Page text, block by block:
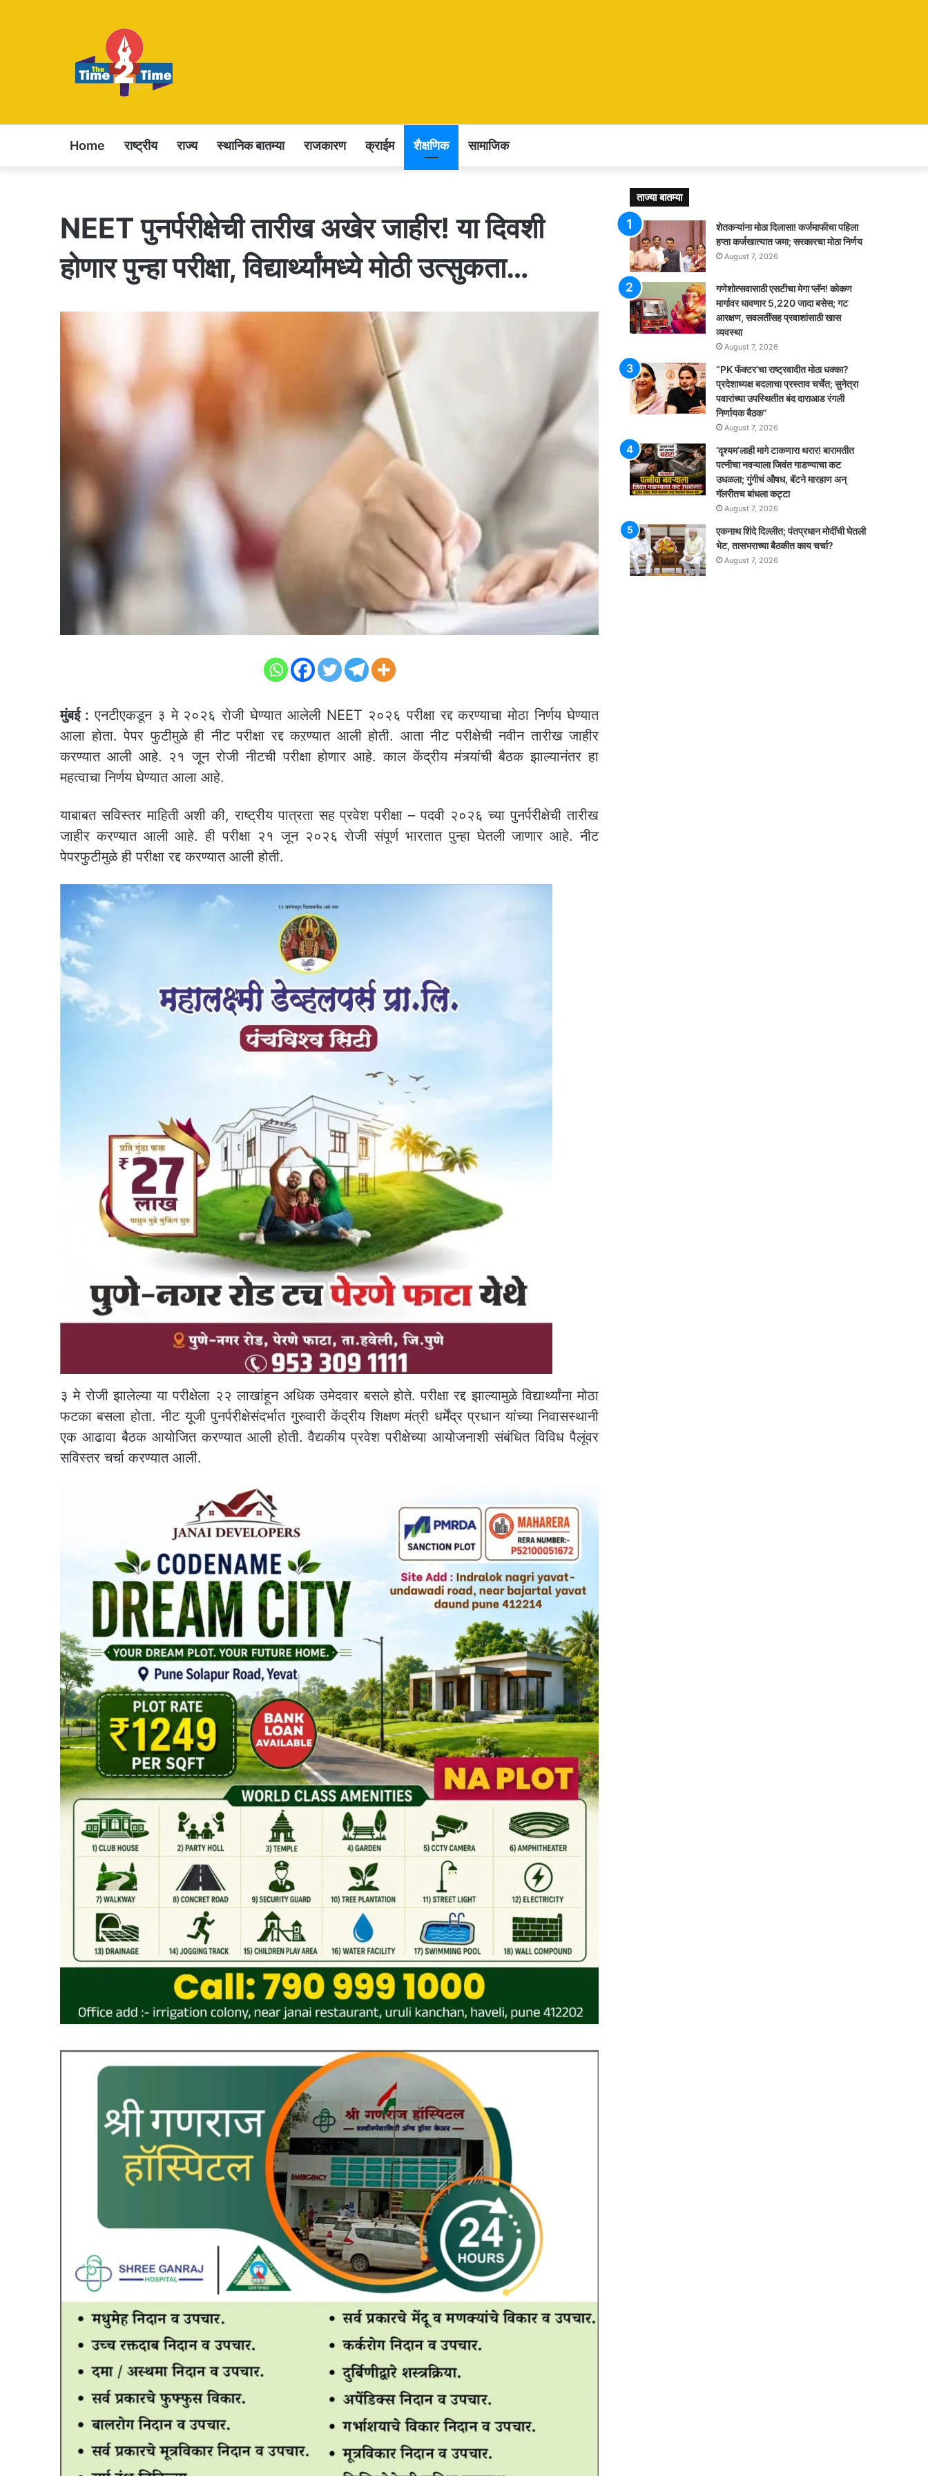
Home राष्ट्रीय राज्य स्थानिक बातम्या राजकारण क्राईम शैक्षणिक सामाजिक
NEET पुनर्परीक्षेची तारीख अखेर जाहीर! या दिवशी
होणार पुन्हा परीक्षा, विद्यार्थ्यांमध्ये मोठी उत्सुकता…
मुंबई : एनटीएकडून ३ मे २०२६ रोजी घेण्यात आलेली NEET २०२६ परीक्षा रद्द करण्याचा मोठा निर्णय घेण्यात
आला होता. पेपर फुटीमुळे ही नीट परीक्षा रद्द कऱण्यात आली होती. आता नीट परीक्षेची नवीन तारीख जाहीर
करण्यात आली आहे. २१ जून रोजी नीटची परीक्षा होणार आहे. काल केंद्रीय मंत्र्यांची बैठक झाल्यानंतर हा
महत्वाचा निर्णय घेण्यात आला आहे.
याबाबत सविस्तर माहिती अशी की, राष्ट्रीय पात्रता सह प्रवेश परीक्षा – पदवी २०२६ च्या पुनर्परीक्षेची तारीख
जाहीर करण्यात आली आहे. ही परीक्षा २१ जून २०२६ रोजी संपूर्ण भारतात पुन्हा घेतली जाणार आहे. नीट
पेपरफुटीमुळे ही परीक्षा रद्द करण्यात आली होती.
३ मे रोजी झालेल्या या परीक्षेला २२ लाखांहून अधिक उमेदवार बसले होते. परीक्षा रद्द झाल्यामुळे विद्यार्थ्यांना मोठा
फटका बसला होता. नीट यूजी पुनर्परीक्षेसंदर्भात गुरुवारी केंद्रीय शिक्षण मंत्री धर्मेंद्र प्रधान यांच्या निवासस्थानी
एक आढावा बैठक आयोजित करण्यात आली होती. वैद्यकीय प्रवेश परीक्षेच्या आयोजनाशी संबंधित विविध पैलूंवर
सविस्तर चर्चा करण्यात आली.
ताज्या बातम्या
शेतकऱ्यांना मोठा दिलासा! कर्जमाफीचा पहिला
हप्ता कर्जखात्यात जमा; सरकारचा मोठा निर्णय
August 7, 2026
गणेशोत्सवासाठी एसटीचा मेगा प्लॅन! कोकण
मार्गावर धावणार 5,220 जादा बसेस; गट
आरक्षण, सवलतींसह प्रवाशांसाठी खास
व्यवस्था
August 7, 2026
“PK फॅक्टर’चा राष्ट्रवादीत मोठा धक्का?
प्रदेशाध्यक्ष बदलाचा प्रस्ताव चर्चेत; सुनेत्रा
पवारांच्या उपस्थितीत बंद दाराआड रंगली
निर्णायक बैठक”
August 7, 2026
‘दृश्यम’लाही मागे टाकणारा थरार! बारामतीत
पत्नीचा नवऱ्याला जिवंत गाडण्याचा कट
उधळला; गुंगीचं औषध, बॅटने मारहाण अन्
गॅलरीतच बांधला कट्टा
August 7, 2026
एकनाथ शिंदे दिल्लीत; पंतप्रधान मोदींची घेतली
भेट, तासभराच्या बैठकीत काय चर्चा?
August 7, 2026